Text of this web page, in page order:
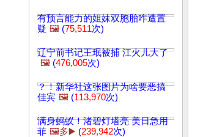
有预言能力的姐妹双胞胎咋遭置
疑 🖼️ (75,511次)
辽宁前书记王珉被捕 江火儿大了
🖼️ (476,005次)
？！新华社这张图片为啥要恶搞
佳宾 🖼️ (113,970次)
满身蚂蚁！渚碧灯塔亮 美日急用
菲 🖼️多▶️ (239,942次)